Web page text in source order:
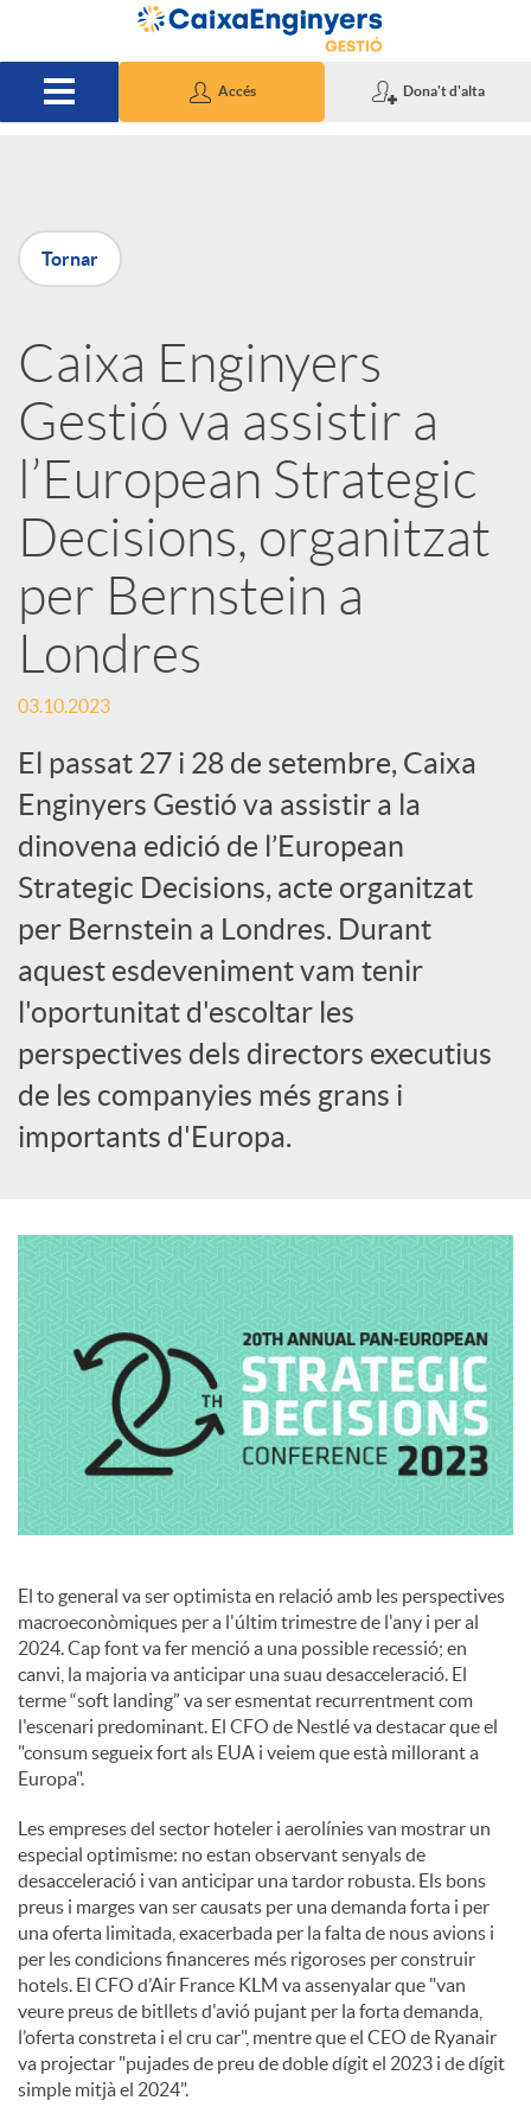
Salta al contingut principal
Accés Dona't d'alta
P
u
b
l
i
c
a
d
o
r
d
e
c
n
t
i
n
g
u
t
s
Tornar
Caixa Enginyers
Gestió va assistir a
l’European Strategic
Decisions, organitzat
per Bernstein a
Londres
03.10.2023
El passat 27 i 28 de setembre, Caixa
Enginyers Gestió va assistir a la
dinovena edició de l’European
Strategic Decisions, acte organitzat
per Bernstein a Londres. Durant
aquest esdeveniment vam tenir
l'oportunitat d'escoltar les
perspectives dels directors executius
de les companyies més grans i
importants d'Europa.
El to general va ser optimista en relació amb les perspectives
macroeconòmiques per a l'últim trimestre de l'any i per al
2024. Cap font va fer menció a una possible recessió; en
canvi, la majoria va anticipar una suau desacceleració. El
terme “soft landing” va ser esmentat recurrentment com
l'escenari predominant. El CFO de Nestlé va destacar que el
"consum segueix fort als EUA i veiem que està millorant a
Europa".
Les empreses del sector hoteler i aerolínies van mostrar un
especial optimisme: no estan observant senyals de
desacceleració i van anticipar una tardor robusta. Els bons
preus i marges van ser causats per una demanda forta i per
una oferta limitada, exacerbada per la falta de nous avions i
per les condicions financeres més rigoroses per construir
hotels. El CFO d’Air France KLM va assenyalar que "van
veure preus de bitllets d'avió pujant per la forta demanda,
l’oferta constreta i el cru car", mentre que el CEO de Ryanair
va projectar "pujades de preu de doble dígit el 2023 i de dígit
simple mitjà el 2024".